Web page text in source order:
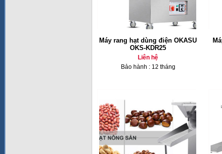
Máy rang hạt dùng điện OKASU
OKS-KDR25
Liên hệ
Bảo hành : 12 tháng